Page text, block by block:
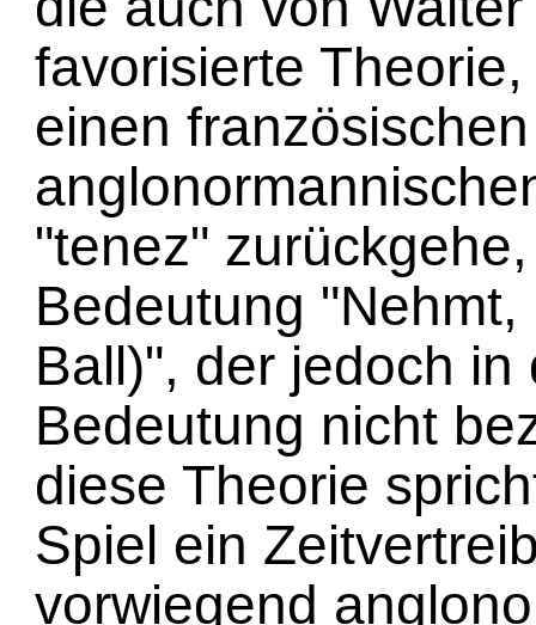
favorisierte
einen
"tenez"
Bedeutung
Ball)", der jedoch
Bedeutung nicht
diese Theorie
Spiel ein
vorwiegend